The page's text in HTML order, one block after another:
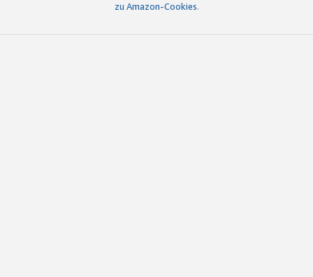
zu Amazon-Cookies.